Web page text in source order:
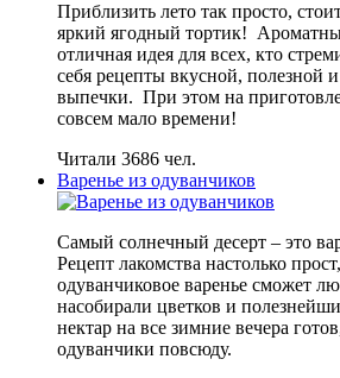
Приблизить лето так просто,
яркий ягодный тортик!
отличная идея для всех, кто
себя рецепты вкусной, полезной
выпечки. При этом на
совсем мало времени!
Читали 3686 чел.
Варенье из одуванчиков
Самый солнечный десерт – это
Рецепт лакомства настолько
одуванчиковое варенье сможет
насобирали цветков и
нектар на все зимние вечера
одуванчики повсюду.